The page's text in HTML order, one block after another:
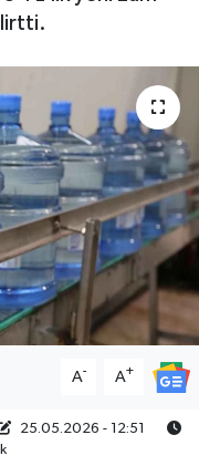
A- A+
25.05.2026 - 12:51